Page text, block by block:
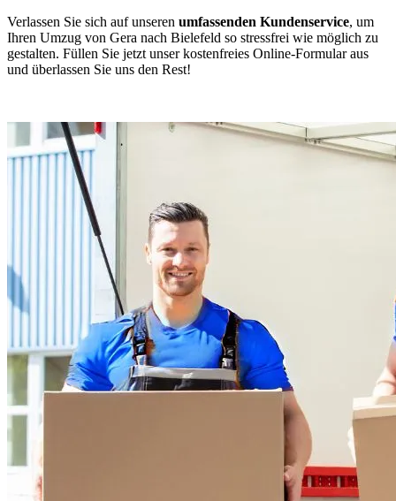
Verlassen Sie sich auf unseren umfassenden Kundenservice, um
Ihren Umzug von Gera nach Bielefeld so stressfrei wie möglich zu
gestalten. Füllen Sie jetzt unser kostenfreies Online-Formular aus
und überlassen Sie uns den Rest!